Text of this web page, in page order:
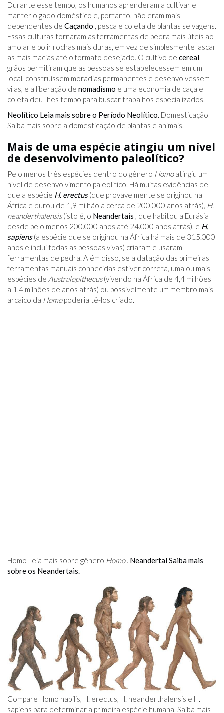
Durante esse tempo, os humanos aprenderam a cultivar e
manter o gado doméstico e, portanto, não eram mais
dependentes de Caçando , pesca e coleta de plantas selvagens.
Essas culturas tornaram as ferramentas de pedra mais úteis ao
amolar e polir rochas mais duras, em vez de simplesmente lascar
as mais macias até o formato desejado. O cultivo de cereal
grãos permitiram que as pessoas se estabelecessem em um
local, construíssem moradias permanentes e desenvolvessem
vilas, e a liberação de nomadismo e uma economia de caça e
coleta deu-lhes tempo para buscar trabalhos especializados.
Neolítico Leia mais sobre o Período Neolítico. Domesticação
Saiba mais sobre a domesticação de plantas e animais.
Mais de uma espécie atingiu um nível
de desenvolvimento paleolítico?
Pelo menos três espécies dentro do gênero Homoatingiu um
nível de desenvolvimento paleolítico. Há muitas evidências de
que a espécie H. erectus (que provavelmente se originou na
África e durou de 1,9 milhão a cerca de 200.000 anos atrás), H.
neanderthalensis(isto é, o Neandertais , que habitou a Eurásia
desde pelo menos 200.000 anos até 24.000 anos atrás), e H.
sapiens (a espécie que se originou na África há mais de 315.000
anos e inclui todas as pessoas vivas) criaram e usaram
ferramentas de pedra. Além disso, se a datação das primeiras
ferramentas manuais conhecidas estiver correta, uma ou mais
espécies de Australopithecus(vivendo na África de 4,4 milhões
a 1,4 milhões de anos atrás) ou possivelmente um membro mais
arcaico da Homopoderia tê-los criado.
Homo Leia mais sobre gênero Homo. Neandertal Saiba mais
sobre os Neandertais.
Compare Homo habilis, H. erectus, H. neanderthalensis e H.
sapiens para determinar a primeira espécie humana. Saiba mais